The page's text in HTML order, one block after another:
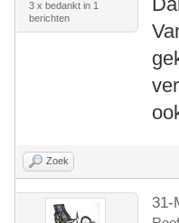
3 x bedankt in 1
berichten
Zoek
31-